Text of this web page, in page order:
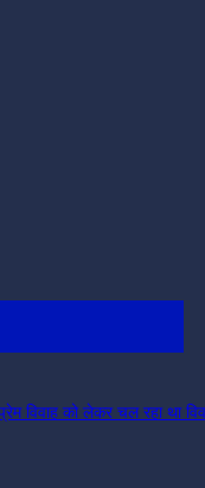
विवाह को लेकर चल रहा था